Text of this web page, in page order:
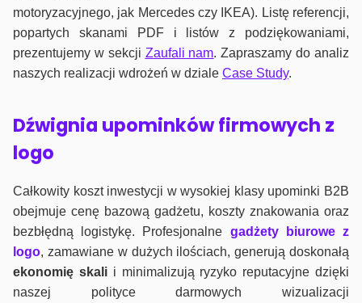
motoryzacyjnego, jak Mercedes czy IKEA). Listę referencji,
popartych skanami PDF i listów z podziękowaniami,
prezentujemy w sekcji Zaufali nam. Zapraszamy do analiz
naszych realizacji wdrożeń w dziale Case Study.
Dźwignia upominków firmowych z
logo
Całkowity koszt inwestycji w wysokiej klasy upominki B2B
obejmuje cenę bazową gadżetu, koszty znakowania oraz
bezbłędną logistykę. Profesjonalne gadżety biurowe z
logo, zamawiane w dużych ilościach, generują doskonałą
ekonomię skalii minimalizują ryzyko reputacyjne dzięki
naszej polityce darmowych wizualizacji